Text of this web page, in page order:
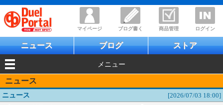
マイページ ブログ書く 商品管理 ログイン
ニュース ブログ ストア
メニュー
ニュース
ニュース
[2026/07/03 18:00]